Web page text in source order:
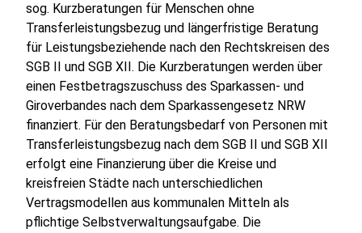
sog. Kurzberatungen für Menschen ohne
Transferleistungsbezug und längerfristige Beratung
für Leistungsbeziehende nach den Rechtskreisen des
SGB II und SGB XII. Die Kurzberatungen werden über
einen Festbetragszuschuss des Sparkassen- und
Giroverbandes nach dem Sparkassengesetz NRW
finanziert. Für den Beratungsbedarf von Personen mit
Transferleistungsbezug nach dem SGB II und SGB XII
erfolgt eine Finanzierung über die Kreise und
kreisfreien Städte nach unterschiedlichen
Vertragsmodellen aus kommunalen Mitteln als
pflichtige Selbstverwaltungsaufgabe. Die